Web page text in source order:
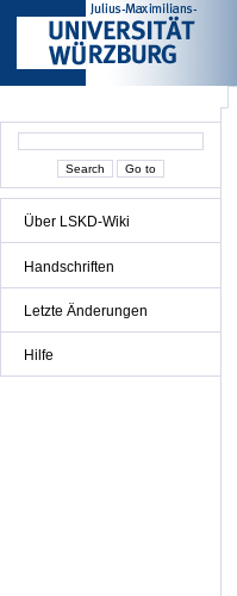
Über LSKD-Wiki
Handschriften
Letzte Änderungen
Hilfe